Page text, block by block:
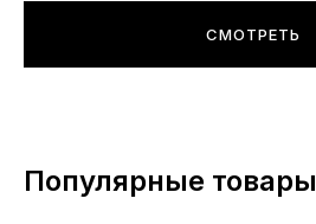
СМОТРЕТЬ
Популярные товары